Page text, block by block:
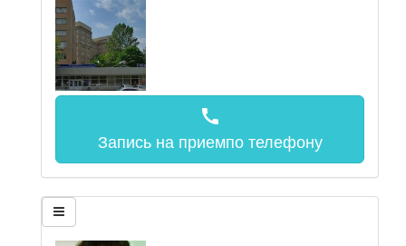
call
Запись на приемпо телефону